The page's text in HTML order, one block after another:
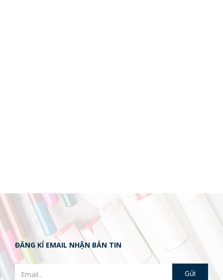
ĐĂNG KÍ EMAIL NHẬN BẢN TIN